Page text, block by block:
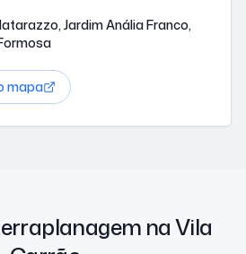
Jardim Anália Franco,
mapa
na Vila